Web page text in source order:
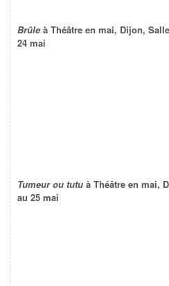
Brûle à Théâtre en mai, Dijon,
24 mai
Tumeur ou tutu à Théâtre en mai,
au 25 mai